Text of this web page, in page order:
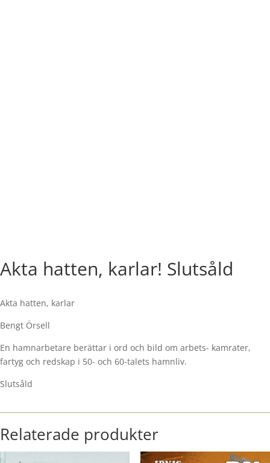
Akta hatten, karlar! Slutsåld
Akta hatten, karlar
Bengt Örsell
En hamnarbetare berättar i ord och bild om arbets- kamrater,
fartyg och redskap i 50- och 60-talets hamnliv.
Slutsåld
Relaterade produkter